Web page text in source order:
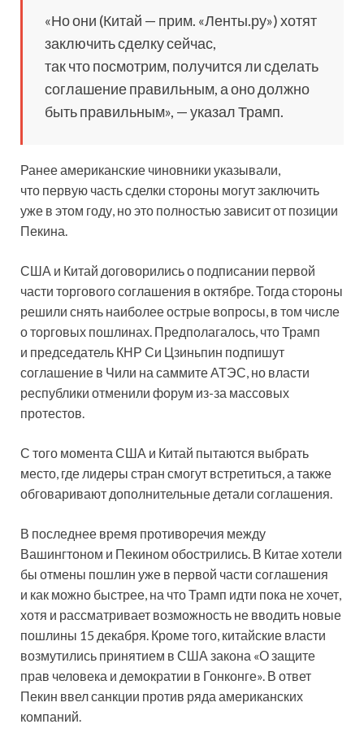
«Но они (Китай — прим. «Ленты.ру») хотят
заключить сделку сейчас,
так что посмотрим, получится ли сделать
соглашение правильным, а оно должно
быть правильным», — указал Трамп.
Ранее американские чиновники указывали,
что первую часть сделки стороны могут заключить
уже в этом году, но это полностью зависит от позиции
Пекина.
США и Китай договорились о подписании первой
части торгового соглашения в октябре. Тогда стороны
решили снять наиболее острые вопросы, в том числе
о торговых пошлинах. Предполагалось, что Трамп
и председатель КНР Си Цзиньпин подпишут
соглашение в Чили на саммите АТЭС, но власти
республики отменили форум из-за массовых
протестов.
С того момента США и Китай пытаются выбрать
место, где лидеры стран смогут встретиться, а также
обговаривают дополнительные детали соглашения.
В последнее время противоречия между
Вашингтоном и Пекином обострились. В Китае хотели
бы отмены пошлин уже в первой части соглашения
и как можно быстрее, на что Трамп идти пока не хочет,
хотя и рассматривает возможность не вводить новые
пошлины 15 декабря. Кроме того, китайские власти
возмутились принятием в США закона «О защите
прав человека и демократии в Гонконге». В ответ
Пекин ввел санкции против ряда американских
компаний.